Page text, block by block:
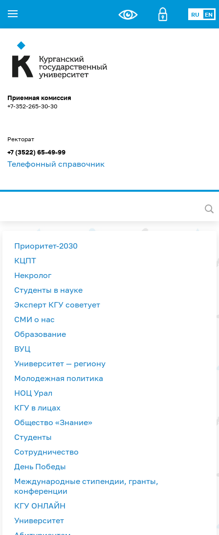
RU EN
Приемная комиссия
+7-352-265-30-30
Ректорат
+7 (3522) 65-49-99
Телефонный справочник
Приоритет-2030
КЦПТ
Некролог
Студенты в науке
Эксперт КГУ советует
СМИ о нас
Образование
ВУЦ
Университет — региону
Молодежная политика
НОЦ Урал
КГУ в лицах
Общество «Знание»
Студенты
Сотрудничество
День Победы
Международные стипендии, гранты,
конференции
КГУ ОНЛАЙН
Университет